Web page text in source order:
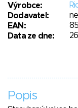
Výrobce:
Dodavatel:
EAN:
Data ze dne:
Popis